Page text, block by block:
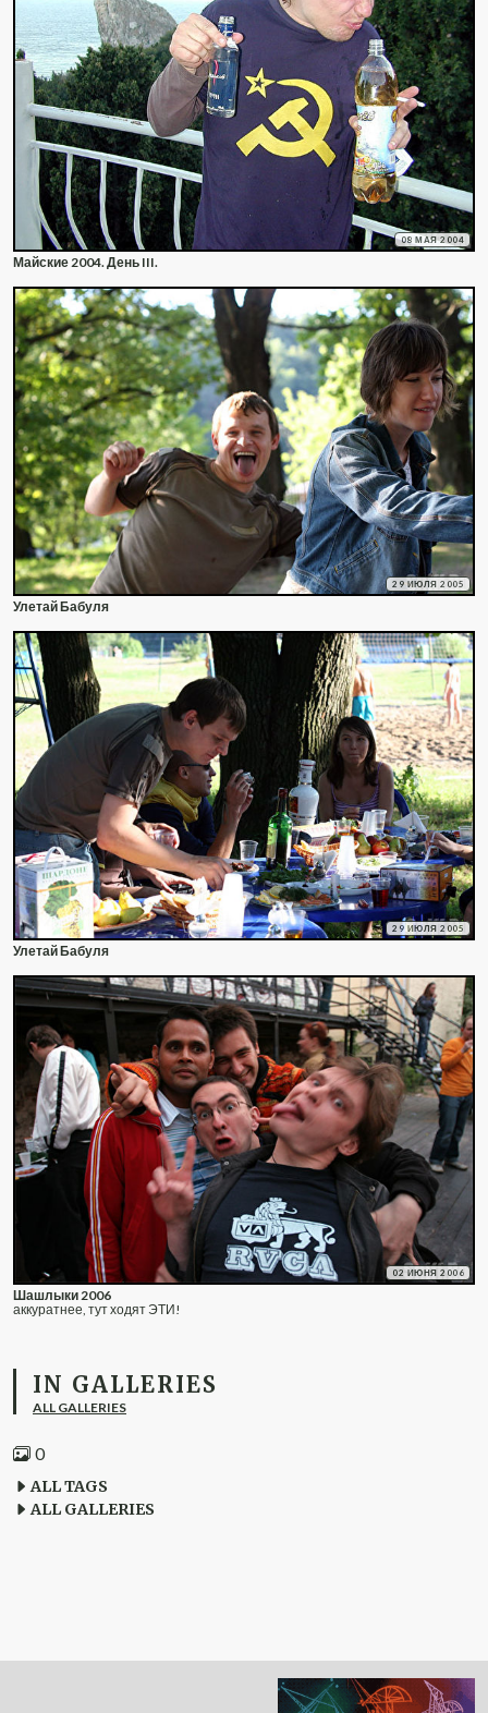
08 МАЯ 2004
Майские 2004. День III.
29 ИЮЛЯ 2005
Улетай Бабуля
29 ИЮЛЯ 2005
Улетай Бабуля
02 ИЮНЯ 2006
Шашлыки 2006
аккуратнее, тут ходят ЭТИ!
IN GALLERIES
ALL GALLERIES
0
ALL TAGS
ALL GALLERIES